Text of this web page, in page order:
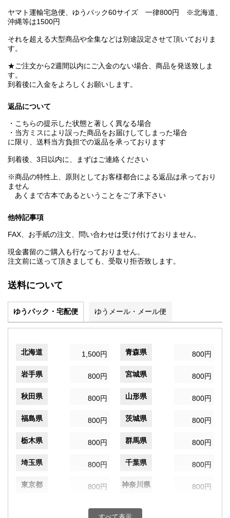
ヤマト運輸宅急便、ゆうパック60サイズ 一律800円 ※北海道、
沖縄等は1500円
それを超える大型商品や全集などは別途設定させて頂いておりま
す。
★ご注文から2週間以内にご入金のない場合、商品を発送致しま
す。
到着後に入金をよろしくお願いします。
返品について
・こちらの提示した状態と著しく異なる場合
・当方ミスにより誤った商品をお届けしてしまった場合
に限り、送料当方負担での返品を承っております
到着後、3日以内に、まずはご連絡ください
※商品の特性上、原則としてお客様都合による返品は承っており
ません
あくまで古本であるということをご了承下さい
他特記事項
FAX、お手紙の注文、問い合わせは受け付けておりません。
現金書留のご購入も行なっておりません。
注文前に送って頂きましても、受取り拒否致します。
送料について
ゆうパック・宅配便 ゆうメール・メール便
北海道 1,500円 青森県 800円
岩手県 800円 宮城県 800円
秋田県 800円 山形県 800円
福島県 800円 茨城県 800円
栃木県 800円 群馬県 800円
埼玉県 800円 千葉県 800円
東京都 800円 神奈川県 800円
800円 富山県